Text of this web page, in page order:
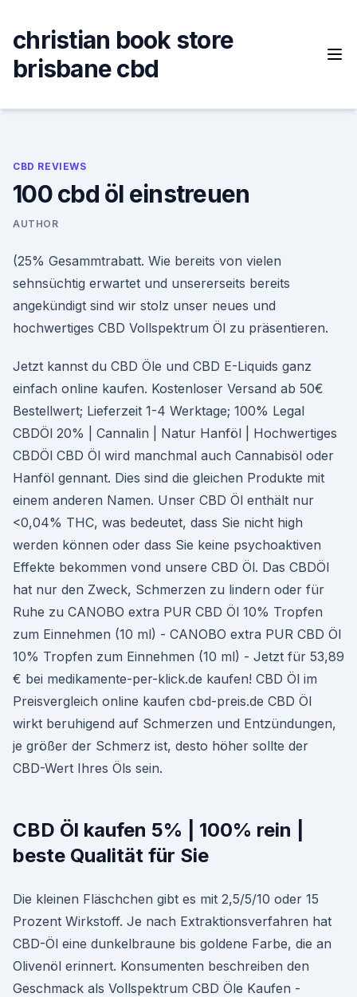
content
christian book store
brisbane cbd
CBD REVIEWS
100 cbd öl einstreuen
AUTHOR
(25% Gesammtrabatt. Wie bereits von vielen
sehnsüchtig erwartet und unsererseits bereits
angekündigt sind wir stolz unser neues und
hochwertiges CBD Vollspektrum Öl zu präsentieren.
Jetzt kannst du CBD Öle und CBD E-Liquids ganz
einfach online kaufen. Kostenloser Versand ab 50€
Bestellwert; Lieferzeit 1-4 Werktage; 100% Legal
CBDÖl 20% | Cannalin | Natur Hanföl | Hochwertiges
CBDÖl CBD Öl wird manchmal auch Cannabisöl oder
Hanföl gennant. Dies sind die gleichen Produkte mit
einem anderen Namen. Unser CBD Öl enthält nur
<0,04% THC, was bedeutet, dass Sie nicht high
werden können oder dass Sie keine psychoaktiven
Effekte bekommen vond unsere CBD Öl. Das CBDÖl
hat nur den Zweck, Schmerzen zu lindern oder für
Ruhe zu CANOBO extra PUR CBD Öl 10% Tropfen
zum Einnehmen (10 ml) - CANOBO extra PUR CBD Öl
10% Tropfen zum Einnehmen (10 ml) - Jetzt für 53,89
€ bei medikamente-per-klick.de kaufen! CBD Öl im
Preisvergleich online kaufen cbd-preis.de CBD Öl
wirkt beruhigend auf Schmerzen und Entzündungen,
je größer der Schmerz ist, desto höher sollte der
CBD-Wert Ihres Öls sein.
CBD Öl kaufen 5% | 100% rein |
beste Qualität für Sie
Die kleinen Fläschchen gibt es mit 2,5/5/10 oder 15
Prozent Wirkstoff. Je nach Extraktionsverfahren hat
CBD-Öl eine dunkelbraune bis goldene Farbe, die an
Olivenöl erinnert. Konsumenten beschreiben den
Geschmack als Vollspektrum CBD Öle Kaufen -